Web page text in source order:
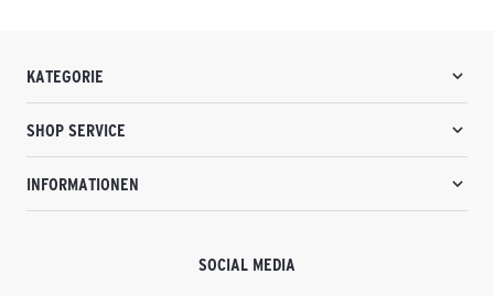
KATEGORIE
SHOP SERVICE
INFORMATIONEN
SOCIAL MEDIA